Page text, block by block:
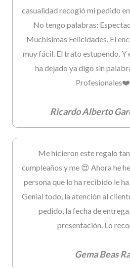
casualidad recogió mi pedido
No tengo palabras:
Muchísimas Felicidades. El
muy fácil. El trato estupendo. Y
ha dejado ya digo sin
Ricardo Alberto
Me hicieron este regalo
cumpleaños y me 😍 Ahora he
persona que lo ha recibido le
Genial todo, la atención al
pedido, la fecha de
presentación. Lo
Gema Beas